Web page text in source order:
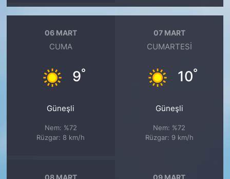
06 MART
CUMA
9°
Güneşli
Nem: %72
Rüzgar: 8 km/h
07 MART
CUMARTESI
10°
Güneşli
Nem: %72
Rüzgar: 9 km/h
08 MART 09 MART